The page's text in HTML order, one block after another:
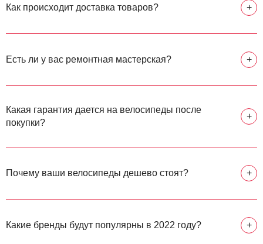
Как происходит доставка товаров? +
Есть ли у вас ремонтная мастерская? +
Какая гарантия дается на велосипеды после
покупки?
+
Почему ваши велосипеды дешево стоят? +
Какие бренды будут популярны в 2022 году? +